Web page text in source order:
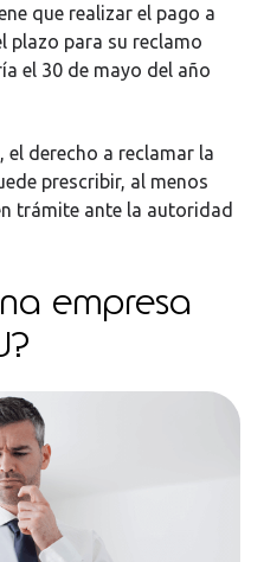
que realizar el pago a
plazo para su reclamo
el 30 de mayo del año
el derecho a reclamar la
prescribir, al menos
trámite ante la autoridad
empresa